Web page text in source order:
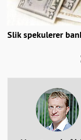
Slik spekulerer